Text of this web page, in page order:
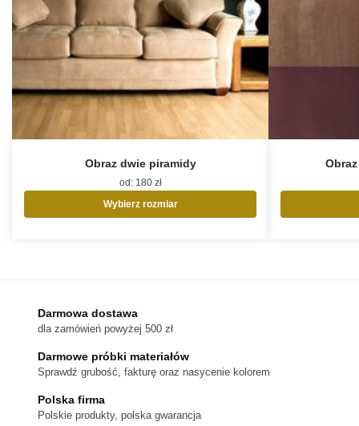
Obraz dwie piramidy
od: 180 zł
Wybierz rozmiar
wybrać
stronie
produktu
Darmowa dostawa
dla zamówień powyżej 500 zł
Darmowe próbki materiałów
Sprawdź grubość, fakturę oraz nasycenie kolorem
Polska firma
Polskie produkty, polska gwarancja